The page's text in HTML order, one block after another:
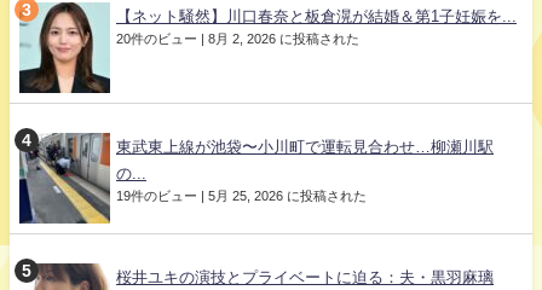
【ネット騒然】川口春奈と板倉滉が結婚＆第1子妊娠を...
20件のビュー | 8月 2, 2026 に投稿された
東武東上線が池袋〜小川町で運転見合わせ…柳瀬川駅
の...
19件のビュー | 5月 25, 2026 に投稿された
桜井ユキの演技とプライベートに迫る：夫・黒羽麻璃